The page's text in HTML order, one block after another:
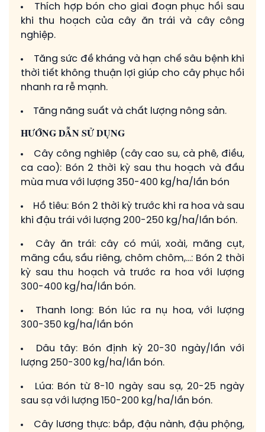
Thích hợp bón cho giai đoạn phục hồi sau
khi thu hoạch của cây ăn trái và cây công
nghiệp.
Tăng sức đề kháng và hạn chế sâu bệnh khi
thời tiết không thuận lợi giúp cho cây phục hồi
nhanh ra rễ mạnh.
Tăng năng suất và chất lượng nông sản.
HƯỚNG DẪN SỬ DỤNG
Cây công nghiêp (cây cao su, cà phê, điều,
ca cao): Bón 2 thời kỳ sau thu hoạch và đầu
mùa mưa với lượng 350-400 kg/ha/lần bón
Hồ tiêu: Bón 2 thời kỳ trước khi ra hoa và sau
khi đậu trái với lượng 200-250 kg/ha/lần bón.
Cây ăn trái: cây có múi, xoài, măng cụt,
mãng cầu, sầu riêng, chôm chôm,…: Bón 2 thời
kỳ sau thu hoạch và trước ra hoa với lượng
300-400 kg/ha/lần bón.
Thanh long: Bón lúc ra nụ hoa, với lượng
300-350 kg/ha/lần bón
Dâu tây: Bón định kỳ 20-30 ngày/lần với
lượng 250-300 kg/ha/lần bón.
Lúa: Bón từ 8-10 ngày sau sạ, 20-25 ngày
sau sạ với lượng 150-200 kg/ha/lần bón.
Cây lương thực: bắp, đậu nành, đậu phộng,